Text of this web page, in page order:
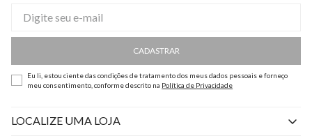
CADASTRAR
Eu li, estou ciente das condições de tratamento dos meus dados pessoais e forneço
meu consentimento, conforme descrito na Política de Privacidade
LOCALIZE UMA LOJA